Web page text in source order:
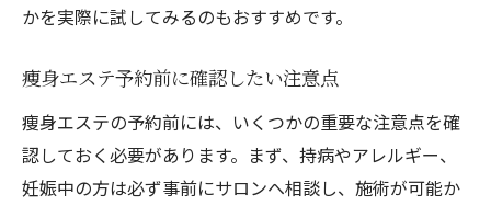
かを実際に試してみるのもおすすめです。
痩身エステ予約前に確認したい注意点
痩身エステの予約前には、いくつかの重要な注意点を確
認しておく必要があります。まず、持病やアレルギー、
妊娠中の方は必ず事前にサロンへ相談し、施術が可能か